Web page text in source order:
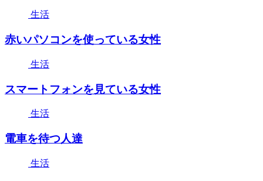
生活
赤いパソコンを使っている女性
生活
スマートフォンを見ている女性
生活
電車を待つ人達
生活